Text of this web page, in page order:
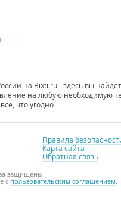
на Bixti.ru - здесь вы
на любую необходимую
что угодно
Правила
Карта сайта
Обратная связь
защищены
с пользовательским соглашением.